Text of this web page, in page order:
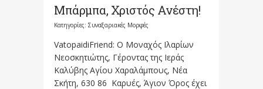
Μπάρμπα, Χριστός Ανέστη!
Κατηγορίες: Συναξαριακές Μορφές
VatopaidiFriend: Ο Μοναχός Ιλαρίων
Νεοσκητιώτης, Γέροντας της Ιεράς
Καλύβης Αγίου Χαραλάμπους, Νέα
Σκήτη, 630 86 Καρυές, Άγιον Όρος έχει